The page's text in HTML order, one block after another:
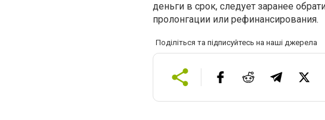
деньги в срок, следует заранее
пролонгации или рефинансирования.
Поділіться та підписуйтесь на наші джерела